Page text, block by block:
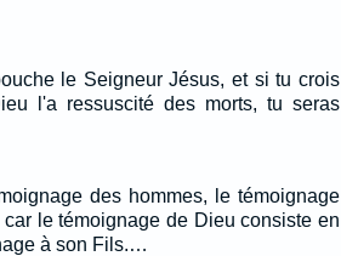
le Seigneur Jésus, et si tu crois
l'a ressuscité des morts, tu seras
des hommes, le témoignage
le témoignage de Dieu consiste en
à son Fils.…